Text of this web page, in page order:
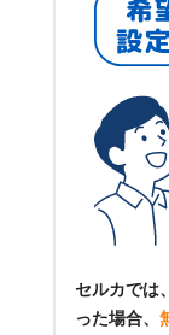
セルカでは
った場合、